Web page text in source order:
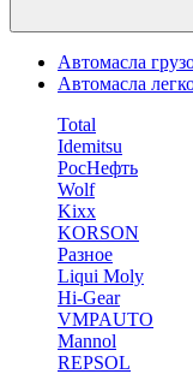
Автомасла
Автомасла
Total
Idemitsu
РосНефть
Wolf
Kixx
KORSON
Разное
Liqui Moly
Hi-Gear
VMPAUTO
Mannol
REPSOL